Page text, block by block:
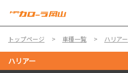
トップページ 車種一覧 ハリアー
ハリアー